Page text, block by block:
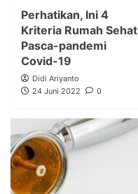
Perhatikan, Ini 4
Kriteria Rumah Sehat
Pasca-pandemi
Covid-19
Didi Ariyanto
24 Juni 2022
0